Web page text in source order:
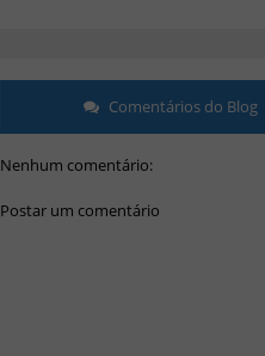
Comentários do Blog
Nenhum comentário:
Postar um comentário